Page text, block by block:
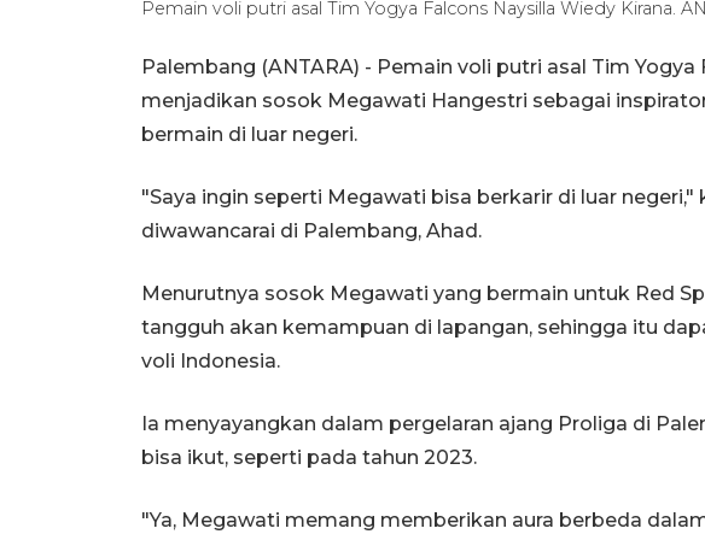
Pemain voli putri asal Tim Yogya Falcons Naysilla Wiedy Kirana.
Palembang (ANTARA) - Pemain voli putri asal Tim Yogya
menjadikan sosok Megawati Hangestri sebagai
bermain di luar negeri.
"Saya ingin seperti Megawati bisa berkarir di luar
diwawancarai di Palembang, Ahad.
Menurutnya sosok Megawati yang bermain untuk Red
tangguh akan kemampuan di lapangan, sehingga itu
voli Indonesia.
Ia menyayangkan dalam pergelaran ajang Proliga di
bisa ikut, seperti pada tahun 2023.
"Ya, Megawati memang memberikan aura berbeda